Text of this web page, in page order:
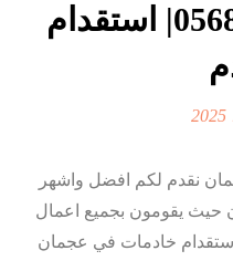
عجمان |0568199078| استقدام
نقدم لكم افضل واشهر
حيث يقومون بجميع اعمال
استقدام خادمات في عجمان